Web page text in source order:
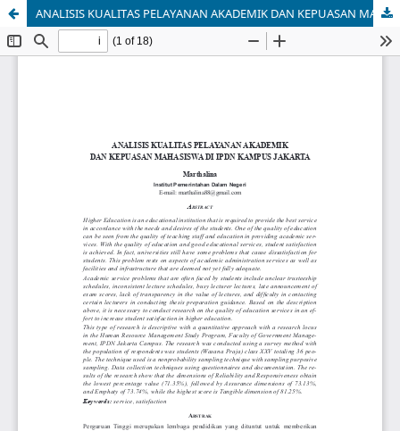
ANALISIS KUALITAS PELAYANAN AKADEMIK DAN KEPUASAN MAHASISWA DI IPDN KAMPUS JAKARTA